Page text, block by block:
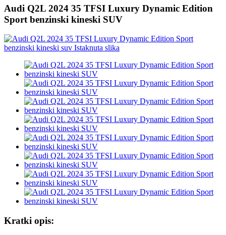
Audi Q2L 2024 35 TFSI Luxury Dynamic Edition
Sport benzinski kineski SUV
Kratki opis: